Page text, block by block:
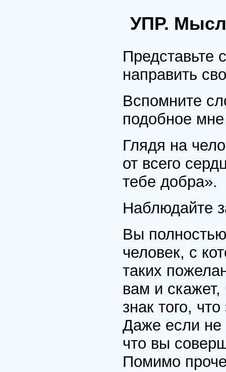
УПР.
Представьте
направить
Вспомните
подобное
Глядя на
от всего
тебе добра».
Наблюдайте
Вы
человек, с
таких
вам и
знак того,
Даже если не
что вы
Помимо